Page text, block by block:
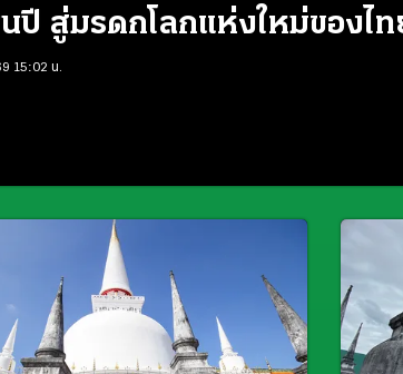
ปี สู่มรดกโลกแห่งใหม่ของไท
15:02 น.